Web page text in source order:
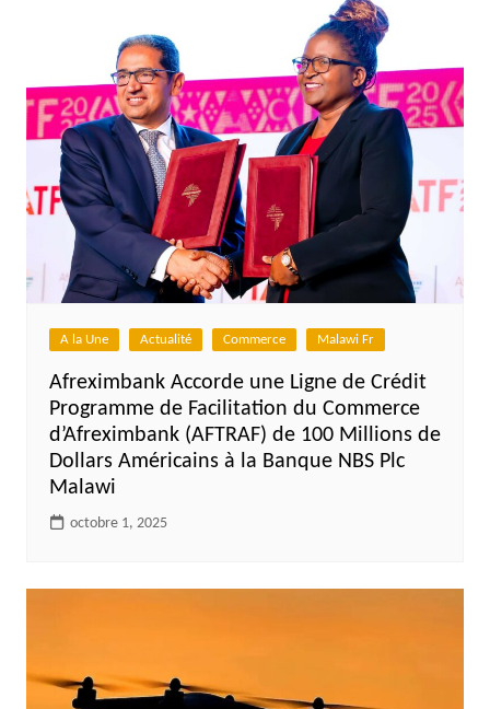
A la Une Actualité Commerce Malawi Fr
Afreximbank Accorde une Ligne de Crédit
Programme de Facilitation du Commerce
d’Afreximbank (AFTRAF) de 100 Millions de
Dollars Américains à la Banque NBS Plc
Malawi
octobre 1, 2025